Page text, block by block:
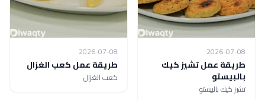
2026-07-08
طريقة عمل تشيز كيك
بالبيستو
تشيز كيك بالبيستو
2026-07-08
طريقة عمل كعب الغزال
كعب الغزال